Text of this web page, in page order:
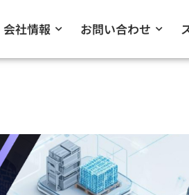
会社情報 お問い合わせ